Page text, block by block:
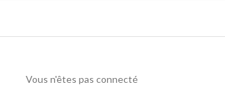
Vous n'êtes pas connecté